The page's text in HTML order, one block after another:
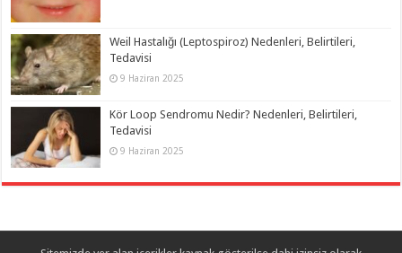
Weil Hastalığı (Leptospiroz) Nedenleri, Belirtileri,
Tedavisi
9 Haziran 2025
Kör Loop Sendromu Nedir? Nedenleri, Belirtileri,
Tedavisi
9 Haziran 2025